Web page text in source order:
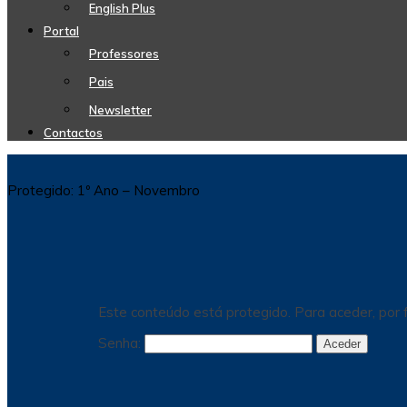
English Plus
Portal
Professores
Pais
Newsletter
Contactos
Protegido: 1º Ano – Novembro
Este conteúdo está protegido. Para aceder, por
Senha: